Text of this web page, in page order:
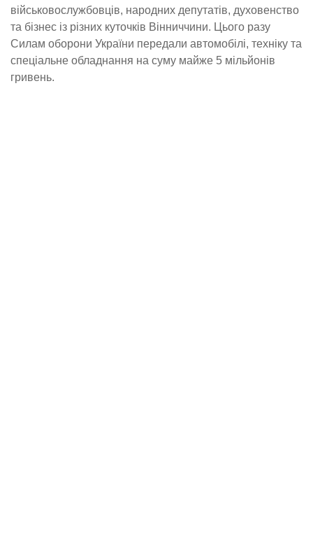
військовослужбовців, народних депутатів, духовенство
та бізнес із різних куточків Вінниччини. Цього разу
Силам оборони України передали автомобілі, техніку та
спеціальне обладнання на суму майже 5 мільйонів
гривень.